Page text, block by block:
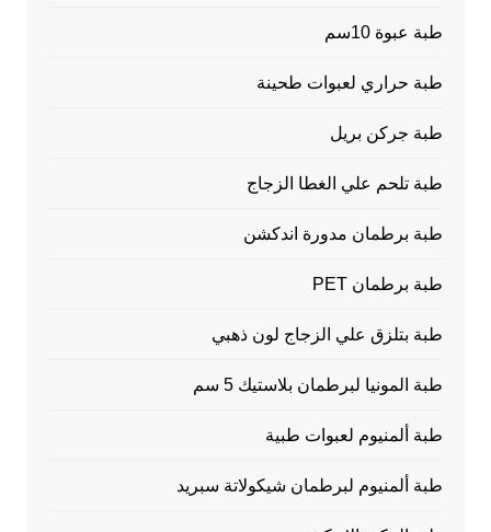
طبة عبوة 10سم
طبة حراري لعبوات طحينة
طبة جركن بريل
طبة تلحم علي الغطا الزجاج
طبة برطمان مدورة اندكشن
طبة برطمان PET
طبة بتلزق علي الزجاج لون ذهبي
طبة المونيا لبرطمان بلاستيك 5 سم
طبة ألمنيوم لعبوات طبية
طبة ألمنيوم لبرطمان شيكولاتة سبريد